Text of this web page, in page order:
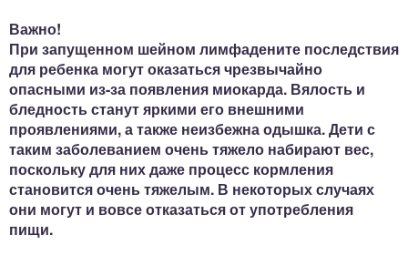
Важно!
При запущенном шейном лимфадените последствия
для ребенка могут оказаться чрезвычайно
опасными из-за появления миокарда. Вялость и
бледность станут яркими его внешними
проявлениями, а также неизбежна одышка. Дети с
таким заболеванием очень тяжело набирают вес,
поскольку для них даже процесс кормления
становится очень тяжелым. В некоторых случаях
они могут и вовсе отказаться от употребления
пищи.